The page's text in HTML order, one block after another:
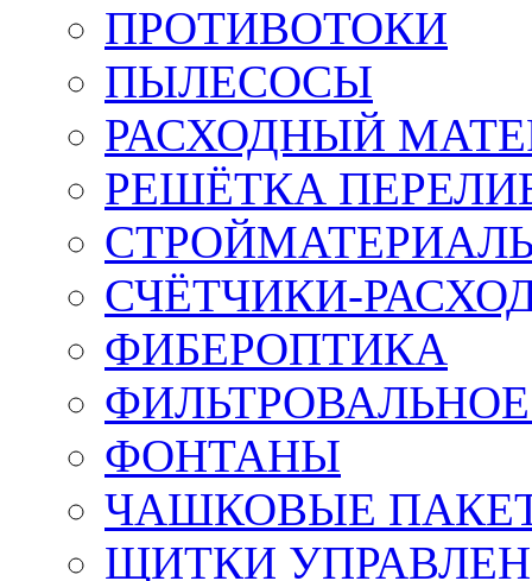
ПРОТИВОТОКИ
ПЫЛЕСОСЫ
РАСХОДНЫЙ
РЕШЁТКА
СЧЁТЧИКИ-
ФИБЕРОПТИКА
ФОНТАНЫ
ЧАШКОВЫЕ
ЩИТКИ